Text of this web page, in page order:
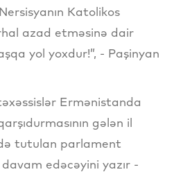
Katolikos
azad etməsinə dair
yol yoxdur!”, - Paşinyan
Ermənistanda
gələn il
tutulan parlament
edəcəyini yazır -